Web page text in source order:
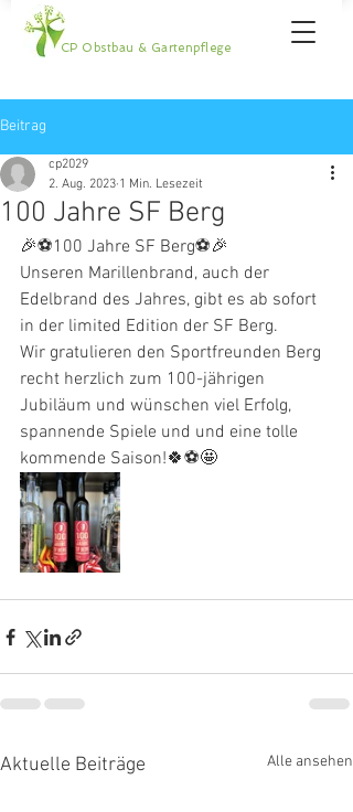
CP Obstbau & Gartenpflege
Beitrag
100 Jahre SF Berg
cp2029
2. Aug. 2023 1 Min. Lesezeit
🎉⚽️100 Jahre SF Berg⚽️🎉
Unseren Marillenbrand, auch der
Edelbrand des Jahres, gibt es ab sofort
in der limited Edition der SF Berg.
Wir gratulieren den Sportfreunden Berg
recht herzlich zum 100-jährigen
Jubiläum und wünschen viel Erfolg,
spannende Spiele und und eine tolle
kommende Saison!🍀⚽️🤩
Aktuelle Beiträge Alle ansehen